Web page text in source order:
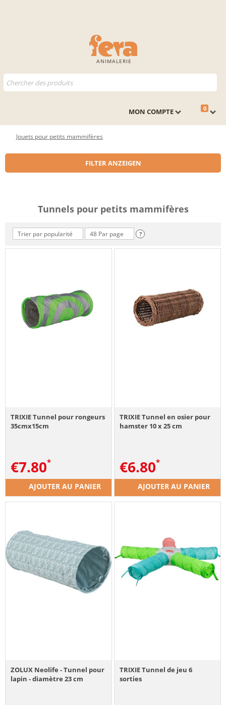
ANIMALERIE
0
MON COMPTE
Jouets pour petits mammifères
FILTER ANZEIGEN
Tunnels pour petits mammifères
Trier par popularité 48 Par page ?
TRIXIE Tunnel pour rongeurs
35cmx15cm
€7.80
AJOUTER AU PANIER
TRIXIE Tunnel en osier pour
hamster 10 x 25 cm
€6.80
AJOUTER AU PANIER
ZOLUX Neolife - Tunnel pour
lapin - diamètre 23 cm
TRIXIE Tunnel de jeu 6
sorties